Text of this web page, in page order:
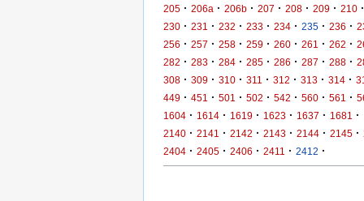
205 · 206a · 206b · 207 · 208 · 209 · 210 ·
230 · 231 · 232 · 233 · 234 · 235 · 236 ·
256 · 257 · 258 · 259 · 260 · 261 · 262 ·
282 · 283 · 284 · 285 · 286 · 287 · 288 ·
308 · 309 · 310 · 311 · 312 · 313 · 314 ·
449 · 451 · 501 · 502 · 542 · 560 · 561 ·
1604 · 1614 · 1619 · 1623 · 1637 · 1681 ·
2140 · 2141 · 2142 · 2143 · 2144 · 2145 ·
2404 · 2405 · 2406 · 2411 · 2412 ·